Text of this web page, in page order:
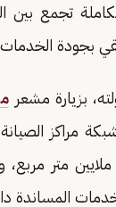
تجمع بين
بجودة
بزيارة مشعر
المساندة